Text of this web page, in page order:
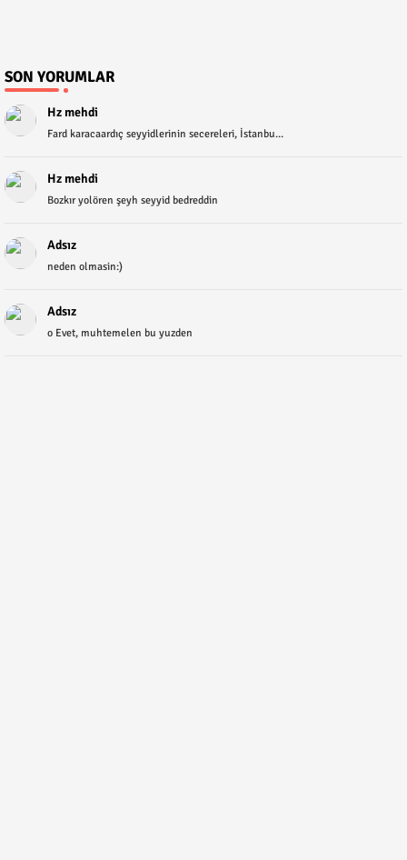
SON YORUMLAR
Hz mehdi
Fard karacaardıç seyyidlerinin secereleri, İstanbu...
Hz mehdi
Bozkır yolören şeyh seyyid bedreddin
Adsız
neden olmasin:)
Adsız
o Evet, muhtemelen bu yuzden